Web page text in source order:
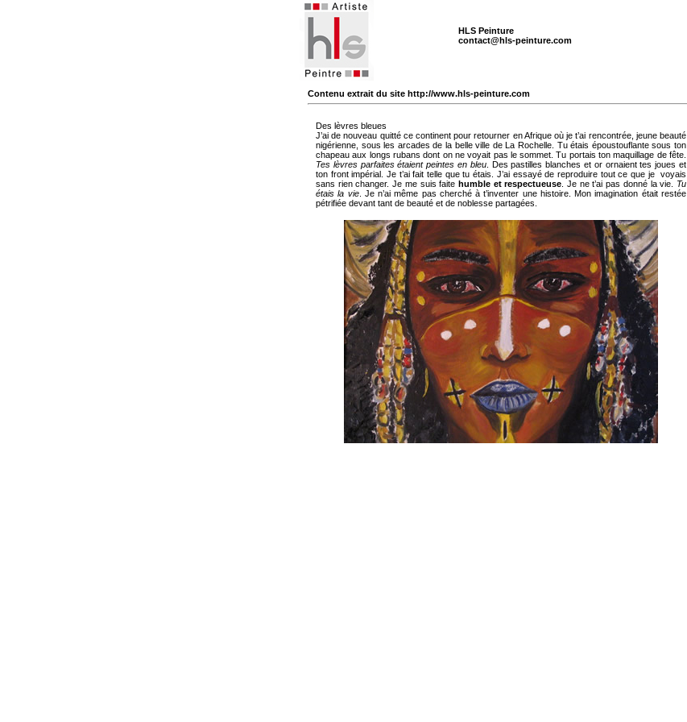
HLS Peinture
contact@hls-peinture.com
Contenu extrait du site http://www.hls-peinture.com
Des lèvres bleues
J’ai de nouveau quitté ce continent pour retourner en Afrique où je t’ai rencontrée, jeune beauté
nigérienne, sous les arcades de la belle ville de La Rochelle. Tu étais époustouflante sous ton
chapeau aux longs rubans dont on ne voyait pas le sommet. Tu portais ton maquillage de fête.
Tes lèvres parfaites étaient peintes en bleu. Des pastilles blanches et or ornaient tes joues et
ton front impérial. Je t’ai fait telle que tu étais. J’ai essayé de reproduire tout ce que je voyais
sans rien changer. Je me suis faite humble et respectueuse . Je ne t’ai pas donné la vie. Tu
étais la vie. Je n’ai même pas cherché à t’inventer une histoire. Mon imagination était restée
pétrifiée devant tant de beauté et de noblesse partagées.